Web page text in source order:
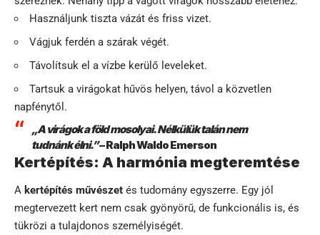
Használjunk tiszta vázát és friss vizet.
Vágjuk ferdén a szárak végét.
Távolítsuk el a vízbe kerülő leveleket.
Tartsuk a virágokat hűvös helyen, távol a közvetlen
napfénytől.
„A virágok a föld mosolyai. Nélkülük talán nem
tudnánk élni.”– Ralph Waldo Emerson
Kertépítés: A harmónia megteremtése
A kertépítés művészet és tudomány egyszerre. Egy jól
megtervezett kert nem csak gyönyörű, de funkcionális is, és
tükrözi a tulajdonos személyiségét.